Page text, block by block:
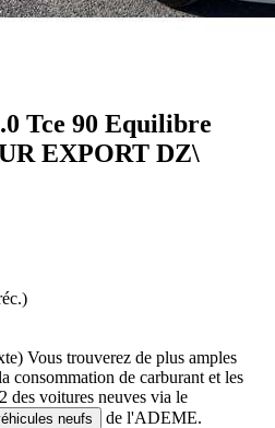
Tce 90 Equilibre
EXPORT DZ\
Vous trouverez de plus amples
consommation de carburant et les
des voitures neuves via le
neufs
de l'ADEME.